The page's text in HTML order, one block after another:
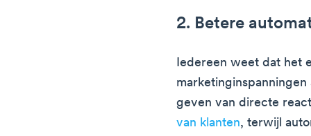
2. Betere
Iedereen weet dat het
geven van directe
van klanten, terwijl